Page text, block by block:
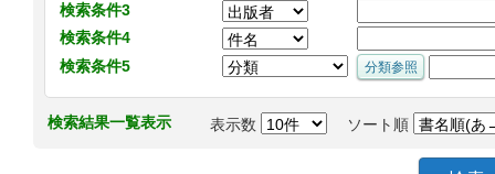
検索条件3
検索条件4
検索条件5
検索結果一覧表示 表示数 ソート順